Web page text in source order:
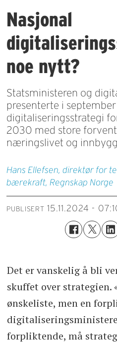
Nasjonal
noe nytt?
Statsministeren og
presenterte i
digitaliseringsstrategi
2030 med store
næringslivet og
Hans Ellefsen, direktør for
bærekraft, Regnskap Norge
PUBLISERT 15.11.2024 -
Det er vanskelig å bli
skuffet over strategien.
ønskeliste, men en
forpliktende, må